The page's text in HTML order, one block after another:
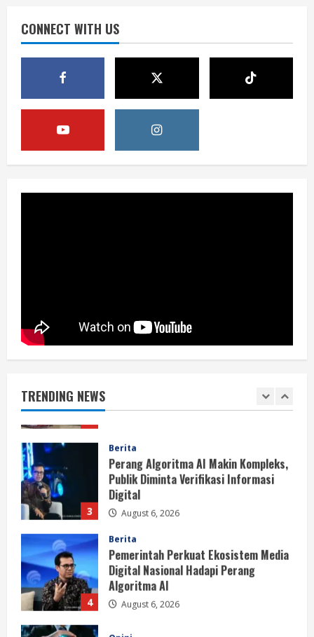
CONNECT WITH US
TRENDING NEWS
3
Digital
Pemerintah Perkuat Ekosistem Media
Digital Nasional Hadapi Perang
Algoritma AI
August 6, 2026
Opini
Etika, Verifikasi, dan Media Tepercaya
2
Berita
BMP Kecam Aksi KNPB, Serukan
Perang Algoritma AI Makin Kompleks,
Publik Diminta Verifikasi Informasi
Digital
August 6, 2026
4
Berita
Pemerintah Perkuat Ekosistem Media
Digital Nasional Hadapi Perang
Algoritma AI
August 6, 2026